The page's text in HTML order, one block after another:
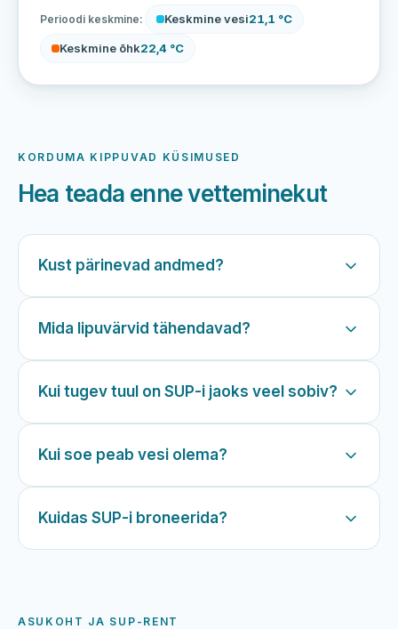
Perioodi keskmine: Keskmine vesi21,1 °C
Keskmine õhk22,4 °C
KORDUMA KIPPUVAD KÜSIMUSED
Hea teada enne vetteminekut
Kust pärinevad andmed?
Mida lipuvärvid tähendavad?
Kui tugev tuul on SUP-i jaoks veel sobiv?
Kui soe peab vesi olema?
Kuidas SUP-i broneerida?
ASUKOHT JA SUP-RENT